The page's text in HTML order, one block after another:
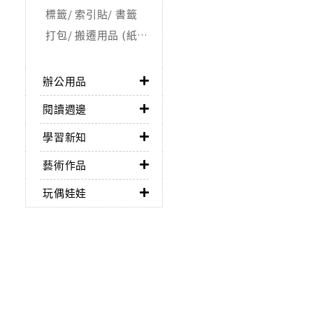
標籤/ 索引貼/ 書籤
打包/ 搬遷用品 (紙箱/ 氣泡紙)
辦公用品
閱讀週邊
學習新知
藝術作品
玩偶娃娃